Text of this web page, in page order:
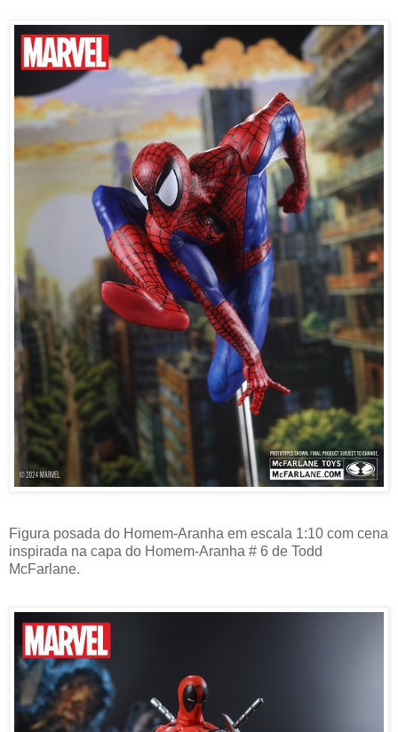
Figura posada do Homem-Aranha em escala 1:10 com cena
inspirada na capa do Homem-Aranha # 6 de Todd
McFarlane.